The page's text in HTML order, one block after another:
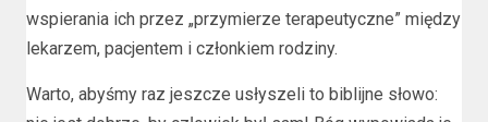
wspierania ich przez „przymierze terapeutyczne” między
lekarzem, pacjentem i członkiem rodziny.
Warto, abyśmy raz jeszcze usłyszeli to biblijne słowo: